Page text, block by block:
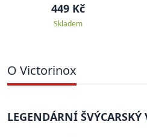
449 Kč
Skladem
O Victorinox
LEGENDÁRNÍ ŠVÝCARSKÝ